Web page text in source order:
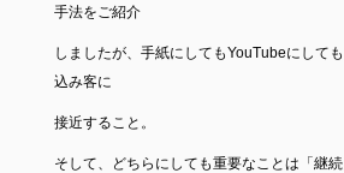
手法をご紹介
しましたが、手紙にしてもYouTubeにして
込み客に
接近すること。
そして、どちらにしても重要なことは「継続